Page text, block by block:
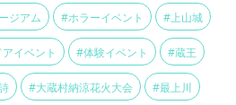
ジアム #ホラーイベント #上山城
イベント #体験イベント #蔵王
#大蔵村納涼花火大会 #最上川